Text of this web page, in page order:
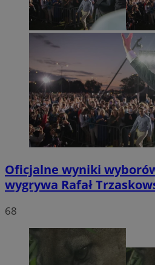
Oficjalne wyniki
wygrywa Rafał
68